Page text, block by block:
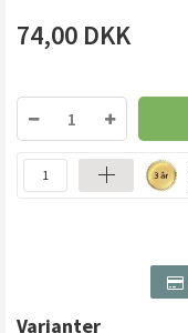
74,00 DKK
Varianter